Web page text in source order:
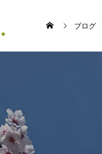
ブログ